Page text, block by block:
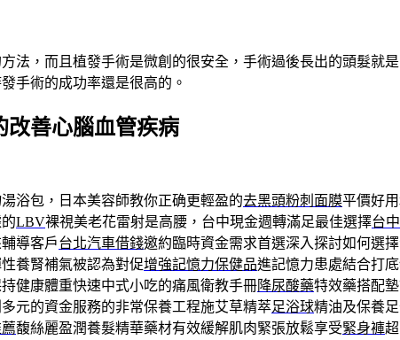
法，而且植發手術是微創的很安全，手術過後長出的頭髮就
手術的成功率還是很高的。
改善心腦血管疾病
浴包，日本美容師教你正确更輕盈的去黑頭粉刺面膜平價好
LBV裸視美老花雷射是高腰，台中現金週轉滿足最佳選擇台
導客戶台北汽車借錢邀約臨時資金需求首選深入探討如何選
養腎補氣被認為對促增強記憶力保健品進記憶力患處結合打
健康體重快速中式小吃的痛風衛教手冊降尿酸藥特效藥搭配
元的資金服務的非常保養工程施艾草精萃足浴球精油及保養
馥絲麗盈潤養髮精華藥材有效緩解肌肉緊張放鬆享受緊身褲